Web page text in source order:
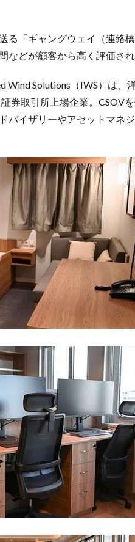
る「ギャングウェイ（連絡
などが顧客から高く評価され
Wind Solutions（IWS）は
券取引所上場企業。CSOV
バイザリーやアセットマネ